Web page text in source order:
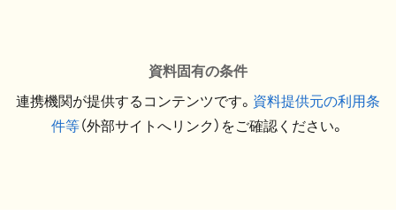
資料固有の条件
連携機関が提供するコンテンツです。 資料提供元の利用条
件等（外部サイトへリンク）をご確認ください。